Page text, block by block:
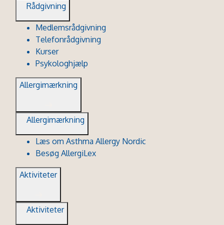
Rådgivning
Medlemsrådgivning
Telefonrådgivning
Kurser
Psykologhjælp
Allergimærkning
Allergimærkning
Læs om Asthma Allergy Nordic
Besøg AllergiLex
Aktiviteter
Aktiviteter